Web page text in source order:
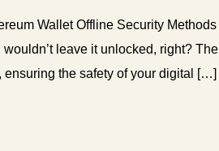
Wallet Offline Security
wouldn’t leave it unlocked, right?
ensuring the safety of your digital […]